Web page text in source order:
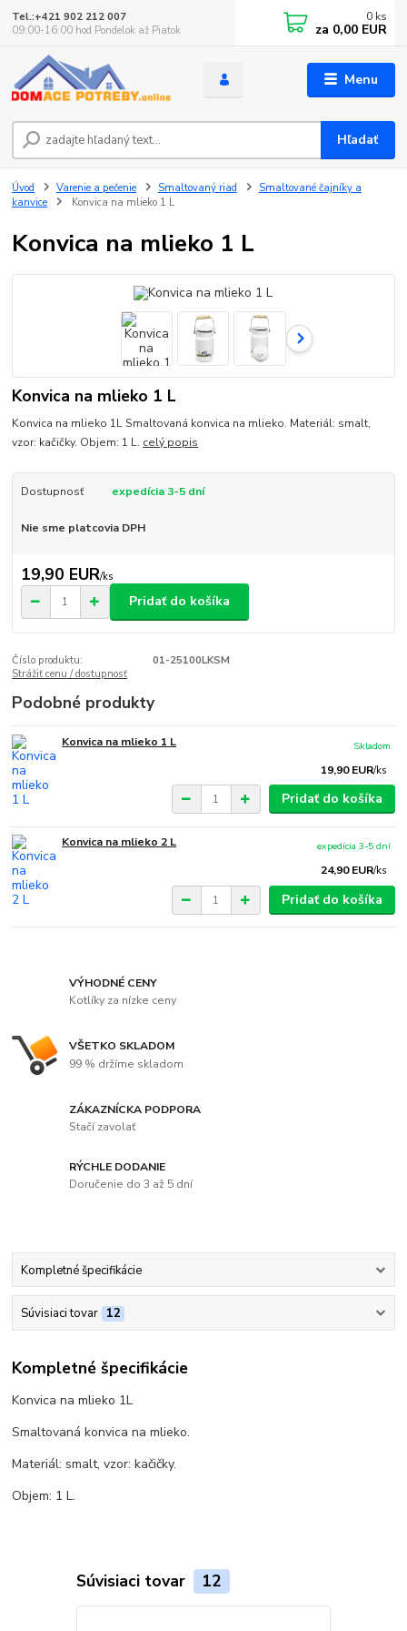
Menu
Hľadať
Tel.:+421 902 212 007
09:00-16:00 hod Pondelok až Piatok
0 ks
za 0,00 EUR
Úvod Varenie a pečenie Smaltovaný riad
Smaltované čajníky a
kanvice
Konvica na mlieko 1 L
Konvica na mlieko 1 L
Konvica na mlieko 1 L
Konvica na mlieko 1L Smaltovaná konvica na mlieko. Materiál: smalt,
vzor: kačičky. Objem: 1 L. celý popis
Dostupnosť expedícia 3-5 dní
Nie sme platcovia DPH
19,90 EUR/ks
Pridať do košíka
Číslo produktu:
01-25100LKSM
Strážiť cenu / dostupnosť
Podobné produkty
Konvica na mlieko 1 L
19,90 EUR/ks
Skladom
Pridať do košíka
Konvica na mlieko 2 L
24,90 EUR/ks
expedícia 3-5 dní
Pridať do košíka
VÝHODNÉ CENY
Kotlíky za nízke ceny
VŠETKO SKLADOM
99 % držíme skladom
ZÁKAZNÍCKA PODPORA
Stačí zavolať
RÝCHLE DODANIE
Doručenie do 3 až 5 dní
Kompletné špecifikácie
Súvisiaci tovar 12
Kompletné špecifikácie
Konvica na mlieko 1L
Smaltovaná konvica na mlieko.
Materiál: smalt, vzor: kačičky.
Objem: 1 L.
Súvisiaci tovar 12